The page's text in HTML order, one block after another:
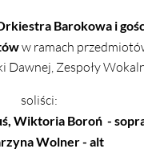
Barokowa i
w ramach
Dawnej, Zespoły
soliści:
Wiktoria Boroń -
Wolner - alt